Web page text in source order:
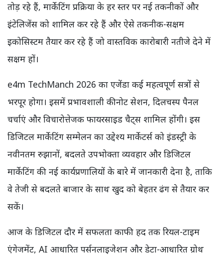
तोड़ रहे हैं, मार्केटिंग प्रक्रिया के हर स्तर पर नई तकनीकों और
इंटेलिजेंस को शामिल कर रहे हैं और ऐसे तकनीक-सक्षम
इकोसिस्टम तैयार कर रहे हैं जो वास्तविक कारोबारी नतीजे देने में
सक्षम हों।
e4m TechManch 2026 का एजेंडा कई महत्वपूर्ण सत्रों से
भरपूर होगा। इसमें प्रभावशाली कीनोट सेशन, दिलचस्प पैनल
चर्चाएं और विचारोत्तेजक फायरसाइड चैट्स शामिल होंगी। इस
डिजिटल मार्केटिंग सम्मेलन का उद्देश्य मार्केटर्स को इंडस्ट्री के
नवीनतम रुझानों, बदलते उपभोक्ता व्यवहार और डिजिटल
मार्केटिंग की नई कार्यप्रणालियों के बारे में जानकारी देना है, ताकि
वे तेजी से बदलते बाजार के साथ खुद को बेहतर ढंग से तैयार कर
सकें।
आज के डिजिटल दौर में सफलता काफी हद तक रियल-टाइम
एंगेजमेंट, AI आधारित पर्सनलाइजेशन और डेटा-आधारित ग्रोथ